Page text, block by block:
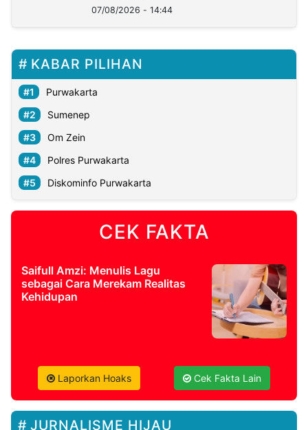
07/08/2026 - 14:44
KABAR PILIHAN
Purwakarta
Sumenep
Om Zein
Polres Purwakarta
Diskominfo Purwakarta
CEK FAKTA
Saifull Amzi: Menulis Lagu
sebagai Cara Merekam Realitas
Kehidupan
Laporkan Hoaks Cek Fakta Lain
JURNALISME HIJAU